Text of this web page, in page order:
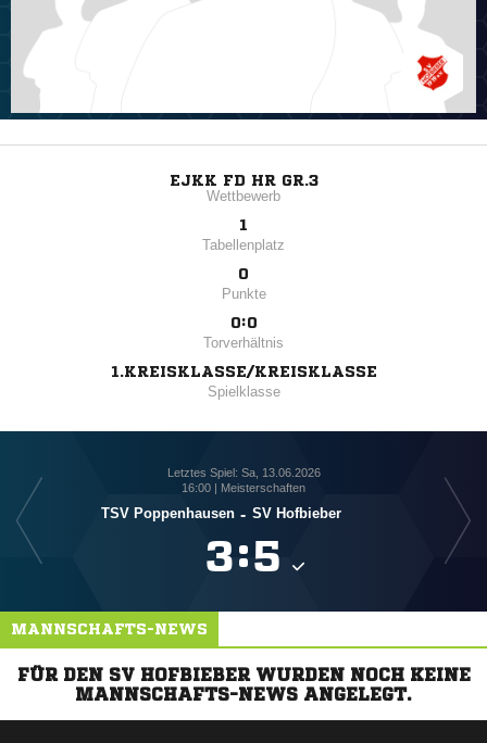
EJKK FD HR GR.3
Wettbewerb
1
Tabellenplatz
0
Punkte
0:0
Torverhältnis
1.KREISKLASSE/KREISKLASSE
Spielklasse
Letztes Spiel: Sa, 13.06.2026
16:00 | Meisterschaften
TSV Poppenhausen - SV Hofbieber
:
MANNSCHAFTS-NEWS
FÜR DEN SV HOFBIEBER WURDEN NOCH KEINE
MANNSCHAFTS-NEWS ANGELEGT.